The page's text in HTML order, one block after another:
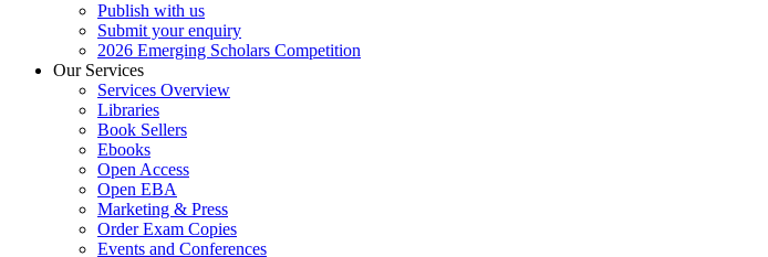
Publish with us
Submit your enquiry
2026 Emerging Scholars Competition
Our Services
Services Overview
Libraries
Book Sellers
Ebooks
Open Access
Open EBA
Marketing & Press
Order Exam Copies
Events and Conferences